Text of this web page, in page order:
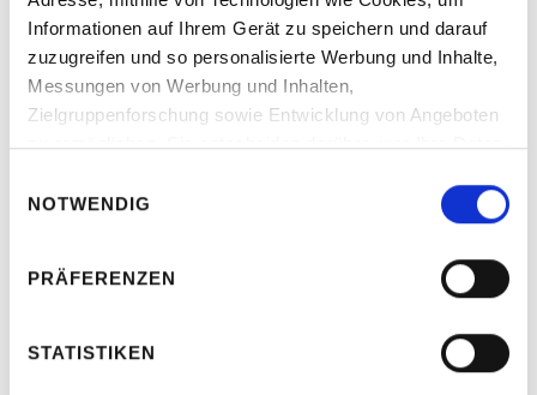
Informationen auf Ihrem Gerät zu speichern und darauf
zuzugreifen und so personalisierte Werbung und Inhalte,
Messungen von Werbung und Inhalten,
Zielgruppenforschung sowie Entwicklung von Angeboten
zu ermöglichen. Sie entscheiden darüber, wer Ihre Daten
jederzeit über die Cookie-Erklärung oder durch Klicken
auf das Privacy Trigger Symbol ändern oder widerrufen
Wenn Sie es erlauben, würden wir auch gerne:
erfassen, welche bis auf einige Meter genau sein
NOTWENDIG
PRÄFERENZEN
STATISTIKEN
Johannes Fischer
jf@crunchtime-communications.com
der Krisen- und Restrukturierungs­­